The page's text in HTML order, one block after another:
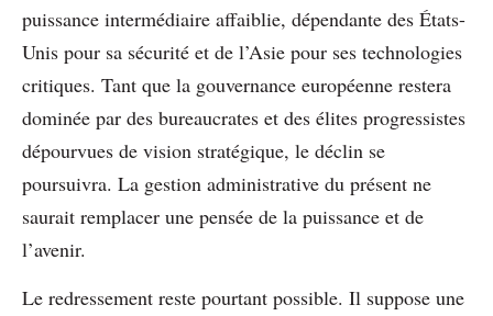
puissance intermédiaire affaiblie, dépendante des États-
Unis pour sa sécurité et de l’Asie pour ses technologies
critiques. Tant que la gouvernance européenne restera
dominée par des bureaucrates et des élites progressistes
dépourvues de vision stratégique, le déclin se
poursuivra. La gestion administrative du présent ne
saurait remplacer une pensée de la puissance et de
l’avenir.
Le redressement reste pourtant possible. Il suppose une